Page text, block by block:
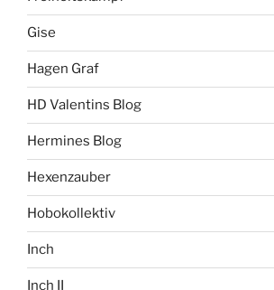
Gise
Hagen Graf
HD Valentins Blog
Hermines Blog
Hexenzauber
Hobokollektiv
Inch
Inch II